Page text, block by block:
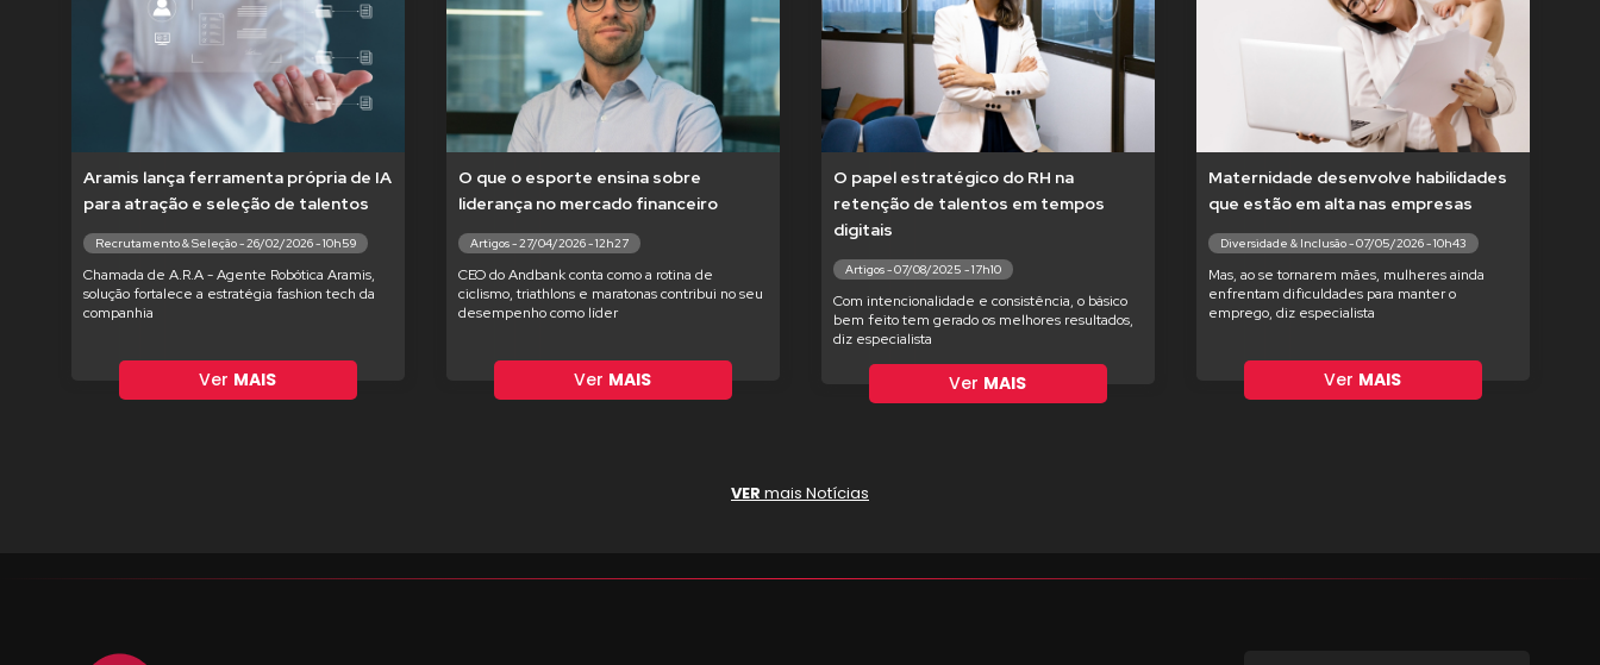
Aramis lança ferramenta própria de IA
para atração e seleção de talentos
Recrutamento & Seleção - 26/02/2026 - 10h59
Chamada de A.R.A - Agente Robótica Aramis,
solução fortalece a estratégia fashion tech da
companhia
Ver MAIS
O que o esporte ensina sobre
liderança no mercado financeiro
Artigos - 27/04/2026 - 12h27
CEO do Andbank conta como a rotina de
ciclismo, triathlons e maratonas contribui no seu
desempenho como líder
Ver MAIS
O papel estratégico do RH na
retenção de talentos em tempos
digitais
Artigos - 07/08/2025 - 17h10
Com intencionalidade e consistência, o básico
bem feito tem gerado os melhores resultados,
diz especialista
Ver MAIS
Maternidade desenvolve habilidades
que estão em alta nas empresas
Diversidade & Inclusão - 07/05/2026 - 10h43
Mas, ao se tornarem mães, mulheres ainda
enfrentam dificuldades para manter o
emprego, diz especialista
Ver MAIS
VER mais Notícias